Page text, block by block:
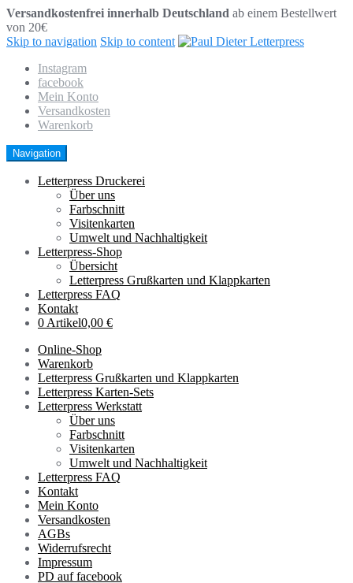
Versandkostenfrei innerhalb Deutschland ab einem Bestellwert
von 20€
Skip to navigation Skip to content
Instagram
facebook
Mein Konto
Versandkosten
Warenkorb
Navigation
Letterpress Druckerei
Über uns
Farbschnitt
Visitenkarten
Umwelt und Nachhaltigkeit
Letterpress-Shop
Übersicht
Letterpress Grußkarten und Klappkarten
Letterpress FAQ
Kontakt
0 Artikel0,00 €
Online-Shop
Warenkorb
Letterpress Grußkarten und Klappkarten
Letterpress Karten-Sets
Letterpress Werkstatt
Über uns
Farbschnitt
Visitenkarten
Umwelt und Nachhaltigkeit
Letterpress FAQ
Kontakt
Mein Konto
Versandkosten
AGBs
Widerrufsrecht
Impressum
PD auf facebook